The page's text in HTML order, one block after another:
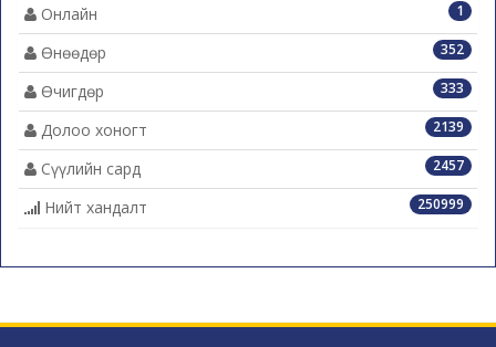
1
Онлайн
352
Өнөөдөр
333
Өчигдөр
2139
Долоо хоногт
2457
Сүүлийн сард
250999
Нийт хандалт